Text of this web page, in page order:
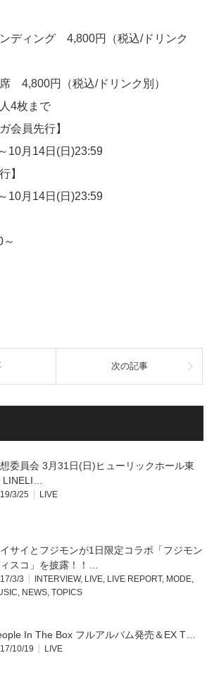
ンディング 4,800円（税込/ドリンク
4,800円（税込/ドリンク別）
4枚まで
会員先行】
10月14日(日)23:59
】
10月14日(日)23:59
次の記事
委員会 3月31日(日)ヒューリックホール東
LINELI…
3/25 LIVE
サイとフジモンが1日限定コラボ「フジモン
スコ」を披露！！…
3/3 INTERVIEW, LIVE, LIVE REPORT, MODE,
, NEWS, TOPICS
In The Box フルアルバム発売＆EX T…
10/19 LIVE